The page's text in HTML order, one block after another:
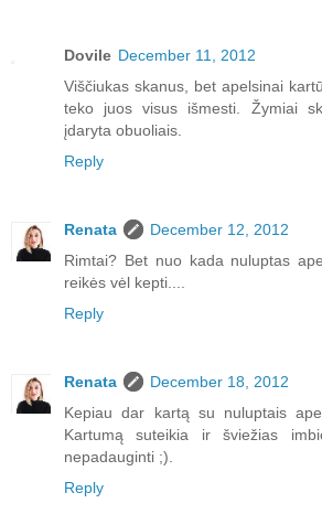
Dovile December 11, 2012
Viščiukas skanus, bet apelsinai
teko juos visus išmesti. Žymiai
įdaryta obuoliais.
Reply
Renata
December 12, 2012
Rimtai? Bet nuo kada nuluptas
reikės vėl kepti....
Reply
Renata
December 18, 2012
Kepiau dar kartą su nuluptais
Kartumą suteikia ir šviežias
nepadauginti ;).
Reply